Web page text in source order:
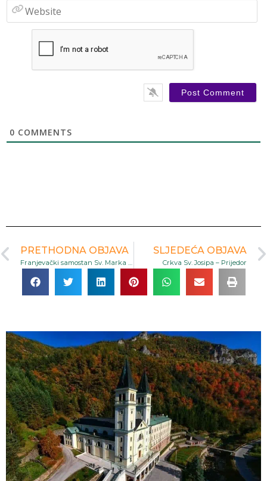
0 COMMENTS
PRETHODNA OBJAVA SLJEDEĆA OBJAVA
Crkva Sv. Josipa – Prijedor